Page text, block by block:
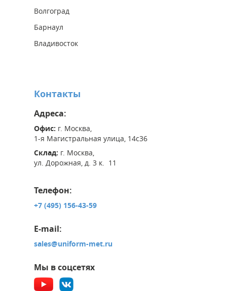
Волгоград
Барнаул
Владивосток
Контакты
Адреса:
Офис: г. Москва,
1-я Магистральная улица, 14с36
Склад: г. Москва,
ул. Дорожная, д. 3 к. 11
Телефон:
+7 (495) 156-43-59
E-mail:
sales@uniform-met.ru
Мы в соцсетях